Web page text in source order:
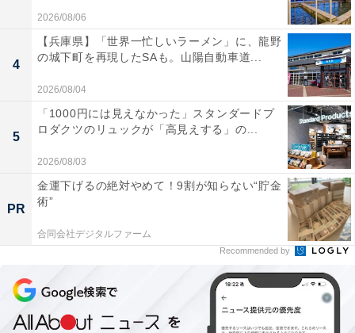
楽天トラベルの「クーポン祭」とは？
楽天トラベルでは、定期的に「クーポン祭」を開催。人
気の宿やホテルを対象に、宿泊予約で使えるお得な割引
クーポンを配布します。
クーポンは、国内宿泊や海外ツアー、レンタカーなど、
さまざまな旅行商品で利用可能。複数のクーポンを組み
合わせて、さらに割引率をアップできる場合もありま
す。賢く旅の計画を立てて、お得に旅行を楽しみましょ
う。
2026/08/06
4
【兵庫県】「世界一忙しいラーメン」に、龍野
の城下町を再現したSAも。山陽自動車道...
2026/08/04
5
「1000円には見えなかった」スタンダードプ
ロダクツのリュックが「高見えする」の...
2026/08/03
PR
金運下げるの絶対やめて！9割が知らない“貯金
術”
合同会社デジタルファーム
Recommended by